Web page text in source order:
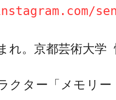
れ。京都芸術大学
クター「メモリ